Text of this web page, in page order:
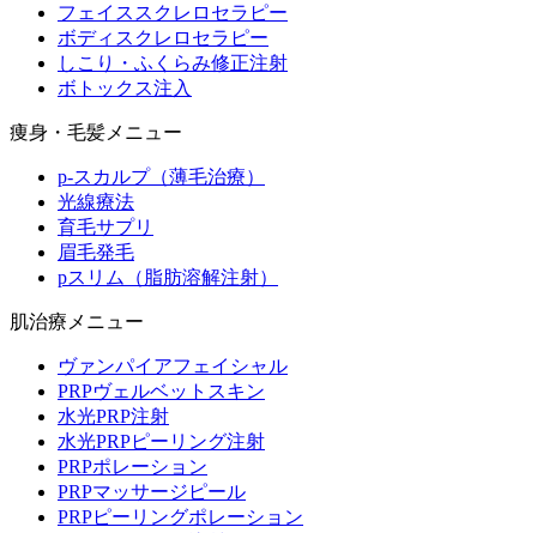
フェイススクレロセラピー
ボディスクレロセラピー
しこり・ふくらみ修正注射
ボトックス注入
痩身・毛髪メニュー
p-スカルプ（薄毛治療）
光線療法
育毛サプリ
眉毛発毛
pスリム（脂肪溶解注射）
肌治療メニュー
ヴァンパイアフェイシャル
PRPヴェルベットスキン
水光PRP注射
水光PRPピーリング注射
PRPポレーション
PRPマッサージピール
PRPピーリングポレーション